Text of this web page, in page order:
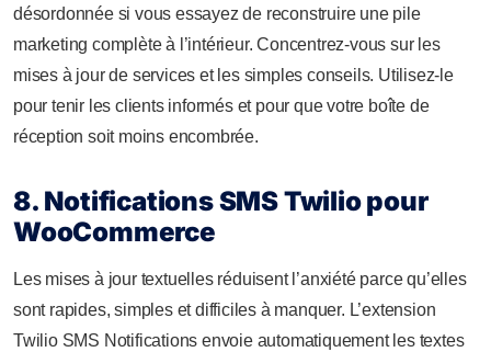
désordonnée si vous essayez de reconstruire une pile
marketing complète à l’intérieur. Concentrez-vous sur les
mises à jour de services et les simples conseils. Utilisez-le
pour tenir les clients informés et pour que votre boîte de
réception soit moins encombrée.
8. Notifications SMS Twilio pour
WooCommerce
Les mises à jour textuelles réduisent l’anxiété parce qu’elles
sont rapides, simples et difficiles à manquer. L’extension
Twilio SMS Notifications envoie automatiquement les textes